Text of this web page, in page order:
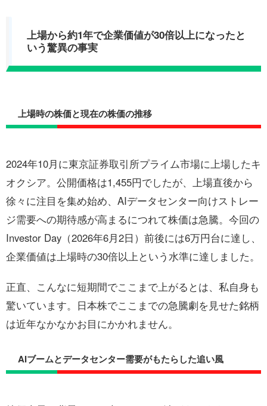
上場から約1年で企業価値が30倍以上になったと
いう驚異の事実
上場時の株価と現在の株価の推移
2024年10月に東京証券取引所プライム市場に上場したキ
オクシア。公開価格は1,455円でしたが、上場直後から
徐々に注目を集め始め、AIデータセンター向けストレー
ジ需要への期待感が高まるにつれて株価は急騰。今回の
Investor Day（2026年6月2日）前後には6万円台に達し、
企業価値は上場時の30倍以上という水準に達しました。
正直、こんなに短期間でここまで上がるとは、私自身も
驚いています。日本株でここまでの急騰劇を見せた銘柄
は近年なかなかお目にかかれません。
AIブームとデータセンター需要がもたらした追い風